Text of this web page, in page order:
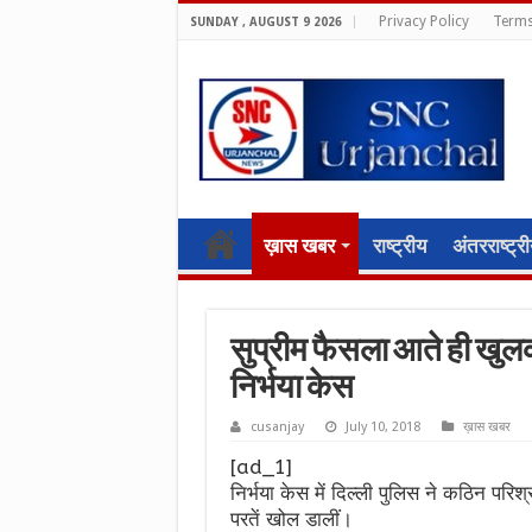
SUNDAY , AUGUST 9 2026 Privacy Policy
ख़ास खबर राष्ट्रीय
सुप्रीम फैसला आते ही
निर्भया केस
cusanjay July 10, 2018 ख़ास खबर
[ad_1]
निर्भया केस में दिल्ली पुलिस ने कठिन
परतें खोल डालीं।